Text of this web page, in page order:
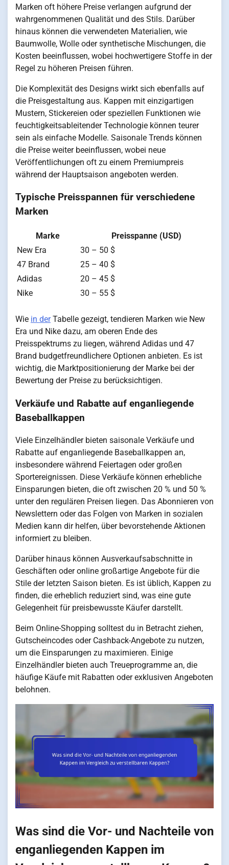
Marken oft höhere Preise verlangen aufgrund der
wahrgenommenen Qualität und des Stils. Darüber
hinaus können die verwendeten Materialien, wie
Baumwolle, Wolle oder synthetische Mischungen, die
Kosten beeinflussen, wobei hochwertigere Stoffe in der
Regel zu höheren Preisen führen.
Die Komplexität des Designs wirkt sich ebenfalls auf
die Preisgestaltung aus. Kappen mit einzigartigen
Mustern, Stickereien oder speziellen Funktionen wie
feuchtigkeitsableitender Technologie können teurer
sein als einfache Modelle. Saisonale Trends können
die Preise weiter beeinflussen, wobei neue
Veröffentlichungen oft zu einem Premiumpreis
während der Hauptsaison angeboten werden.
Typische Preisspannen für verschiedene
Marken
Marke
Preisspanne (USD)
New Era
30 – 50 $
47 Brand
25 – 40 $
Adidas
20 – 45 $
Nike
30 – 55 $
Wie in derTabelle gezeigt, tendieren Marken wie New
Era und Nike dazu, am oberen Ende des
Preisspektrums zu liegen, während Adidas und 47
Brand budgetfreundlichere Optionen anbieten. Es ist
wichtig, die Marktpositionierung der Marke bei der
Bewertung der Preise zu berücksichtigen.
Verkäufe und Rabatte auf enganliegende
Baseballkappen
Viele Einzelhändler bieten saisonale Verkäufe und
Rabatte auf enganliegende Baseballkappen an,
insbesondere während Feiertagen oder großen
Sportereignissen. Diese Verkäufe können erhebliche
Einsparungen bieten, die oft zwischen 20 % und 50 %
unter den regulären Preisen liegen. Das Abonnieren von
Newslettern oder das Folgen von Marken in sozialen
Medien kann dir helfen, über bevorstehende Aktionen
informiert zu bleiben.
Darüber hinaus können Ausverkaufsabschnitte in
Geschäften oder online großartige Angebote für die
Stile der letzten Saison bieten. Es ist üblich, Kappen zu
finden, die erheblich reduziert sind, was eine gute
Gelegenheit für preisbewusste Käufer darstellt.
Beim Online-Shopping solltest du in Betracht ziehen,
Gutscheincodes oder Cashback-Angebote zu nutzen,
um die Einsparungen zu maximieren. Einige
Einzelhändler bieten auch Treueprogramme an, die
häufige Käufe mit Rabatten oder exklusiven Angeboten
belohnen.
Was sind die Vor- und Nachteile von
enganliegenden Kappen im